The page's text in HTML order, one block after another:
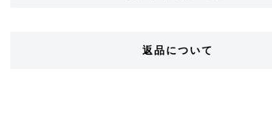
返品について